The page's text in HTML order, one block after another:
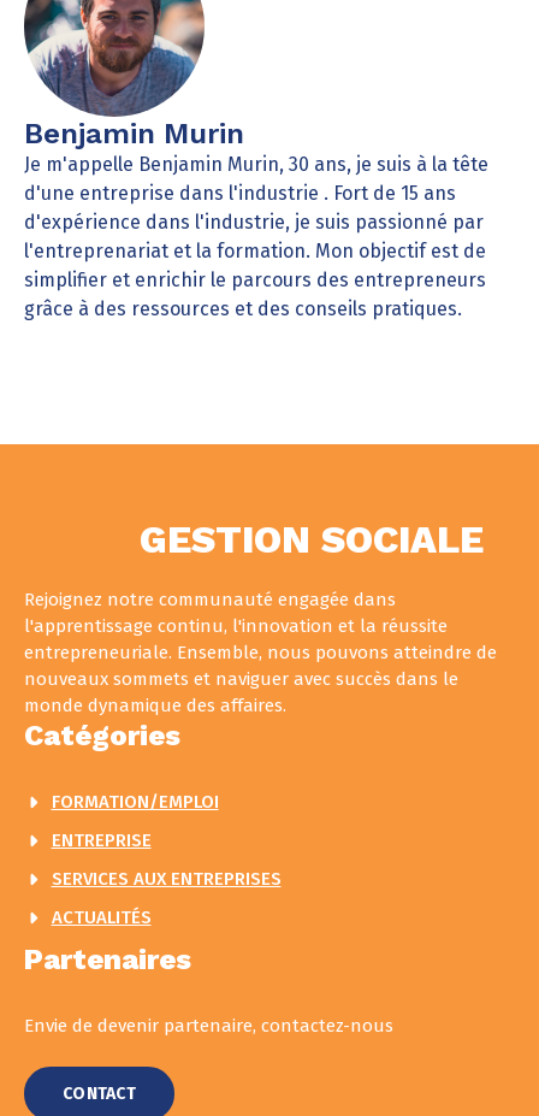
Benjamin Murin
Je m'appelle Benjamin Murin, 30 ans, je suis à la tête
d'une entreprise dans l'industrie . Fort de 15 ans
d'expérience dans l'industrie, je suis passionné par
l'entreprenariat et la formation. Mon objectif est de
simplifier et enrichir le parcours des entrepreneurs
grâce à des ressources et des conseils pratiques.
GESTION SOCIALE
Rejoignez notre communauté engagée dans
l'apprentissage continu, l'innovation et la réussite
entrepreneuriale. Ensemble, nous pouvons atteindre de
nouveaux sommets et naviguer avec succès dans le
monde dynamique des affaires.
Catégories
FORMATION/EMPLOI
ENTREPRISE
SERVICES AUX ENTREPRISES
ACTUALITÉS
Partenaires
Envie de devenir partenaire, contactez-nous
CONTACT